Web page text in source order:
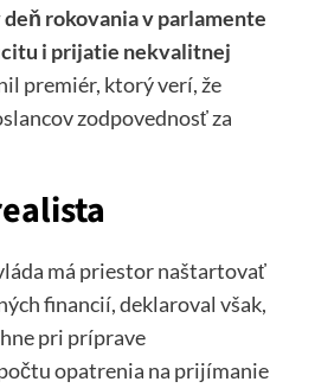
deň rokovania v parlamente
i prijatie nekvalitnej
premiér, ktorý verí, že
zodpovednosť za
má priestor naštartovať
financií, deklaroval však,
pri príprave
opatrenia na prijímanie